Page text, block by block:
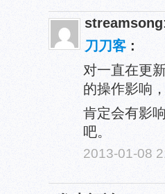
streamsong:
刀刀客 :
对一直在更
的操作影响
肯定会有影
吧。
2013-01-08